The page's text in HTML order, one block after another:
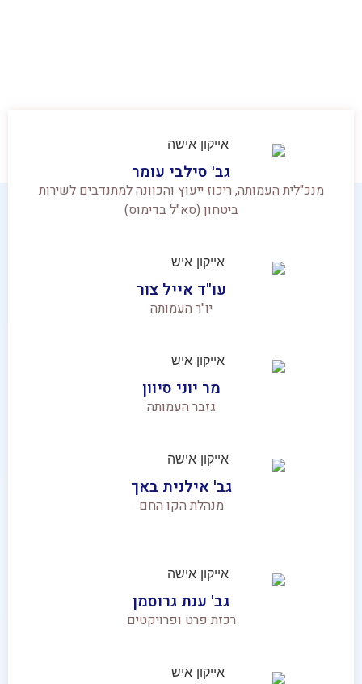
גב' סילבי עומר
מנכ"לית העמותה, ריכוז ייעוץ והכוונה למתנדבים לשירות
ביטחון (סא"ל בדימוס)
עו"ד אייל צור
יו"ר העמותה
מר יוני סיוון
גזבר העמותה
גב' אילנית באך
מנהלת הקו החם
גב' ענת גרוסמן
רכזת פרט ופרויקטים